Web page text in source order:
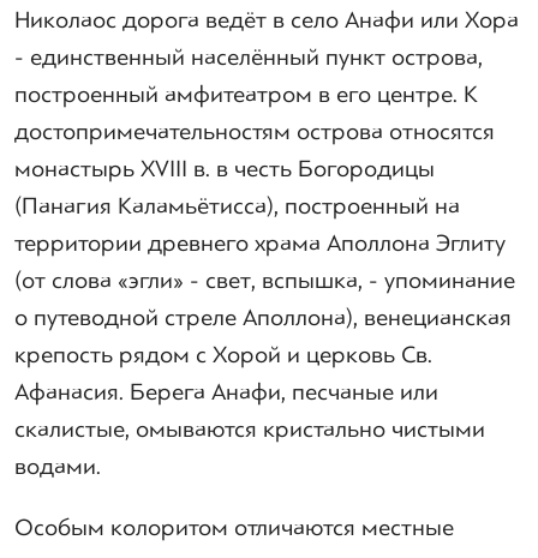
Николаос дорога ведёт в село Анафи или Хора
- единственный населённый пункт острова,
построенный амфитеатром в его центре. К
достопримечательностям острова относятся
монастырь XVIII в. в честь Богородицы
(Панагия Каламьётисса), построенный на
территории древнего храма Аполлона Эглиту
(от слова «эгли» - свет, вспышка, - упоминание
о путеводной стреле Аполлона), венецианская
крепость рядом с Хорой и церковь Св.
Афанасия. Берега Анафи, песчаные или
скалистые, омываются кристально чистыми
водами.
Особым колоритом отличаются местные